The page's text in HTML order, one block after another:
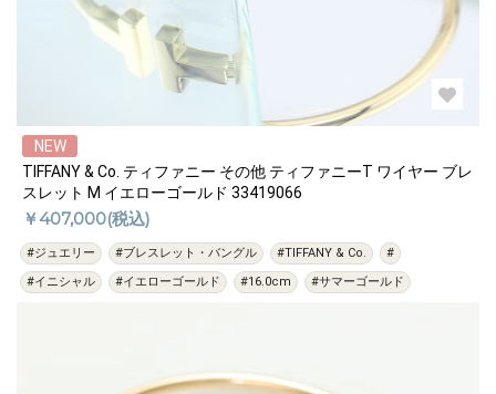
NEW
TIFFANY & Co. ティファニー その他 ティファニーT ワイヤー ブレ
スレット M イエローゴールド 33419066
￥407,000(税込)
#ジュエリー #ブレスレット・バングル #TIFFANY & Co.
#
#イニシャル
#イエローゴールド #16.0cm #サマーゴールド